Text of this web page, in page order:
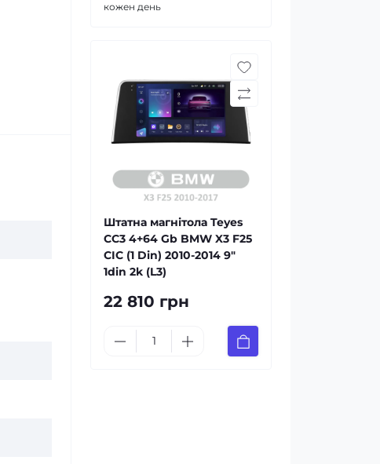
кожен день
Штатна магнітола Teyes
CC3 4+64 Gb BMW X3 F25
CIC (1 Din) 2010-2014 9"
1din 2k (L3)
22 810 грн